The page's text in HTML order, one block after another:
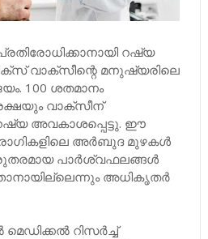
റഷ്യ
വാക്‌സീന്റെ മനുഷ്യരിലെ
100 ശതമാനം
വാക്‌സീന്‌
റഷ്യ അവകാശപ്പെട്ടു. ഈ
രോഗികളിലെ അര്‍ബുദ മുഴകള്‍
പാര്‍ശ്വഫലങ്ങള്‍
അധികൃതര്‍
റിസര്‍ച്ച്‌